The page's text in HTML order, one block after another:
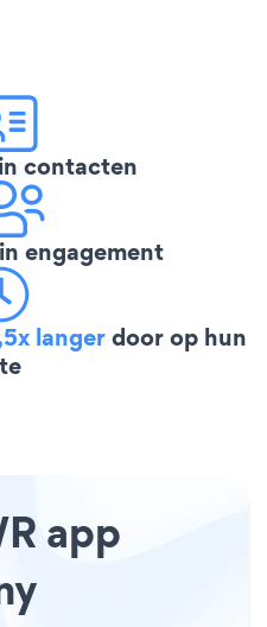
in contacten
in engagement
langerdoor op hun
app